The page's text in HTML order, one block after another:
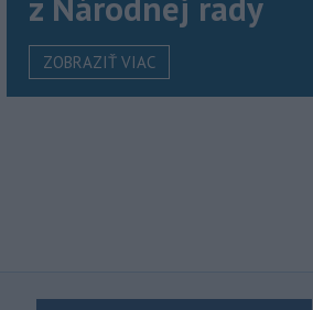
ZOBRAZIŤ VIAC